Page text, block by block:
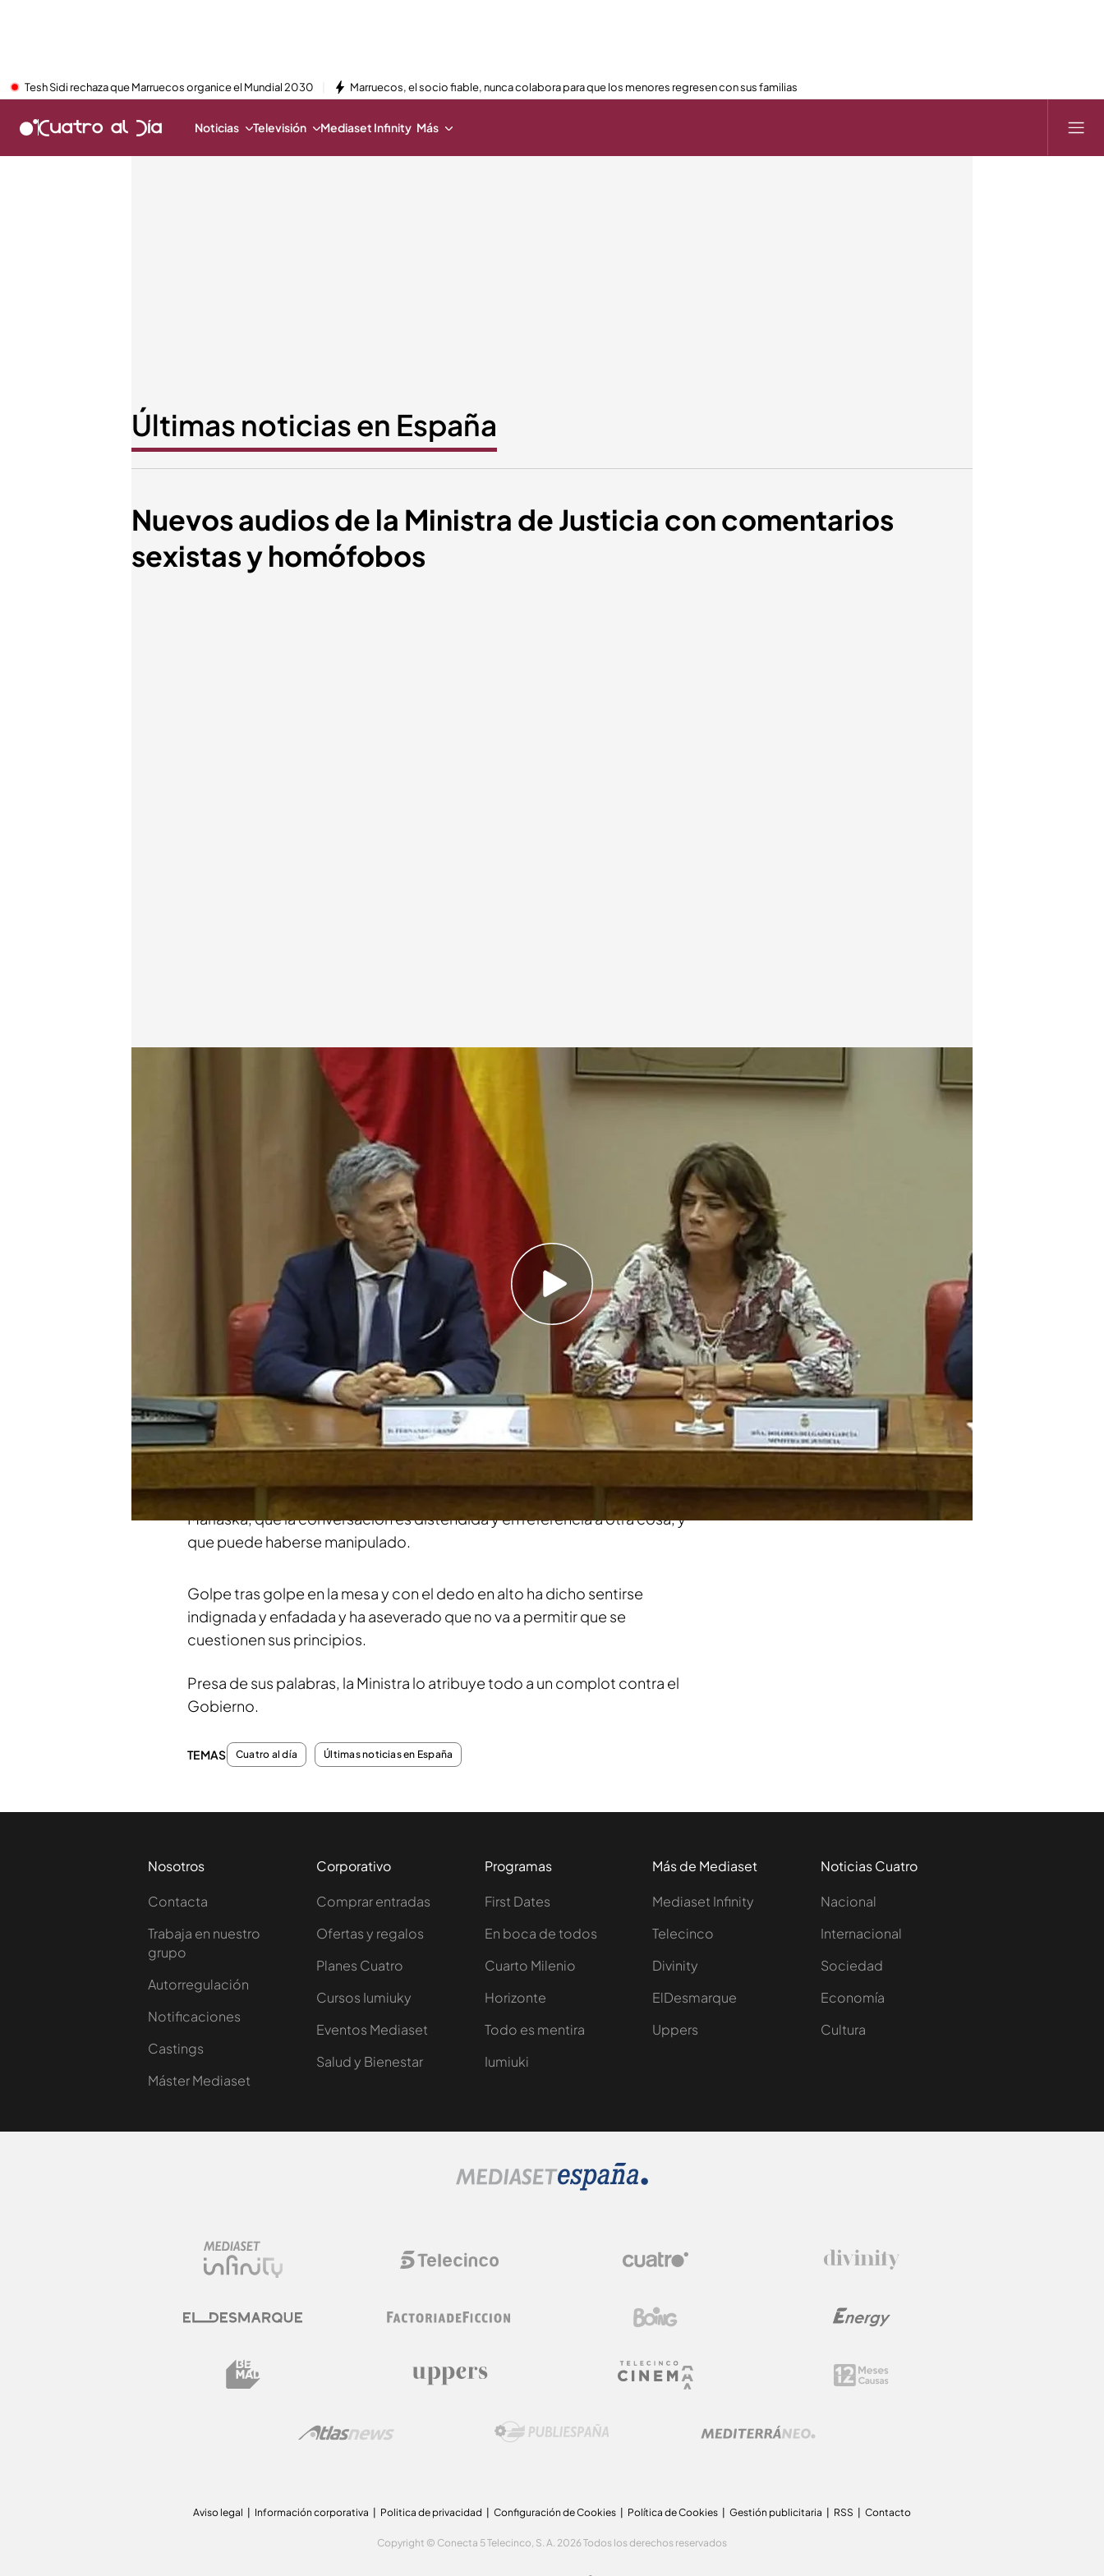
Tesh Sidi rechaza que Marruecos organice el Mundial 2030 Marruecos, el socio fiable, nunca colabora para que los menores regresen con sus familias
Noticias Televisión Mediaset Infinity Más
Últimas noticias en España
Nuevos audios de la Ministra de Justicia con comentarios
sexistas y homófobos
Segunda entrega de la conversación hace nueve años entre Delgado,
Garzón y el excomisario Villarejo junto a otros 4 policías en un almuerzo
Comentarios, esta vez sobre la homosexualidad de su entonces
compañero, el juez Fernando Grande-Marlaska; hoy junto a ella en el
Consejo de Ministros.
De los comentarios homófobos, a los sexistas al decir que prefiere
trabajar con un tribunal de hombres en vez de uno de mujeres porque son
más de fiar.
La Ministra hoy, ha negado la evidencia. Dice que no se refería a Grande-
Marlaska, que la conversación es distendida y en referencia a otra cosa, y
que puede haberse manipulado.
Golpe tras golpe en la mesa y con el dedo en alto ha dicho sentirse
indignada y enfadada y ha aseverado que no va a permitir que se
cuestionen sus principios.
Presa de sus palabras, la Ministra lo atribuye todo a un complot contra el
Gobierno.
TEMAS Cuatro al día Últimas noticias en España
Nosotros
Contacta
Trabaja en nuestro
grupo
Autorregulación
Notificaciones
Castings
Máster Mediaset
Corporativo
Comprar entradas
Ofertas y regalos
Planes Cuatro
Cursos Iumiuky
Eventos Mediaset
Salud y Bienestar
Programas
First Dates
En boca de todos
Cuarto Milenio
Horizonte
Todo es mentira
Iumiuki
Más de Mediaset
Mediaset Infinity
Telecinco
Divinity
ElDesmarque
Uppers
Noticias Cuatro
Nacional
Internacional
Sociedad
Economía
Cultura
Aviso legal Información corporativa Politica de privacidad Configuración de Cookies Política de Cookies Gestión publicitaria RSS Contacto
Copyright © Conecta 5 Telecinco, S. A. 2026 Todos los derechos reservados